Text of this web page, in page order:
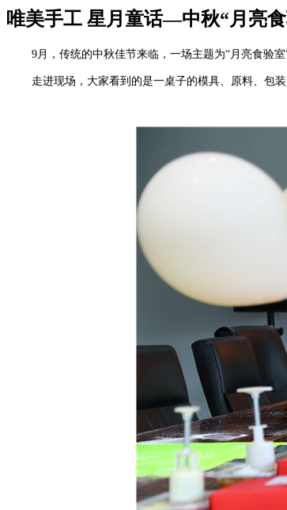
唯美手工 星月童话—中秋“月亮
9月，传统的中秋佳节来临，一场主题为“月亮食验室
走进现场，大家看到的是一桌子的模具、原料、包